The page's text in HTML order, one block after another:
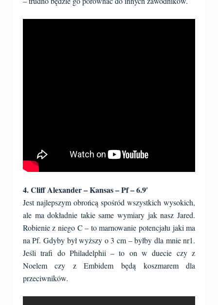
4. Cliff Alexander – Kansas – Pf – 6.9′
Jest najlepszym obrońcą spośród wszystkich wysokich,
ale ma dokładnie takie same wymiary jak nasz Jared.
Robienie z niego C – to marnowanie potencjału jaki ma
na Pf. Gdyby był wyższy o 3 cm – byłby dla mnie nr1.
Jeśli trafi do Philadelphii – to on w duecie czy z
Noelem czy z Embidem będą koszmarem dla
przeciwników.